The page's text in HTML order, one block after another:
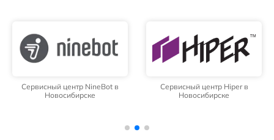
Сервисный центр NineBot в
Новосибирске
Сервисный центр Hiper в
Новосибирске